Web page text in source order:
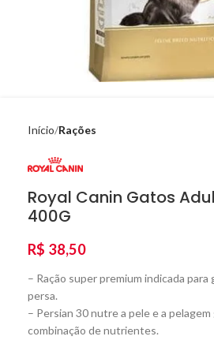
Início Rações
Royal Canin Gatos
400G
R$ 38,50
– Ração super premium indicada
persa.
– Persian 30 nutre a pele e a pelagem
combinação de nutrientes.